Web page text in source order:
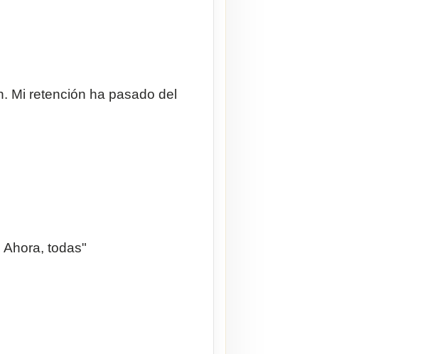
Mi retención ha pasado del
todas"